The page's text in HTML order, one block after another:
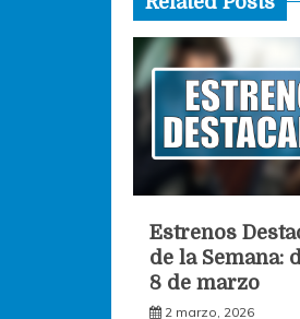
entradas
Estrenos
de la Semana:
8 de marzo
2 marzo, 2026